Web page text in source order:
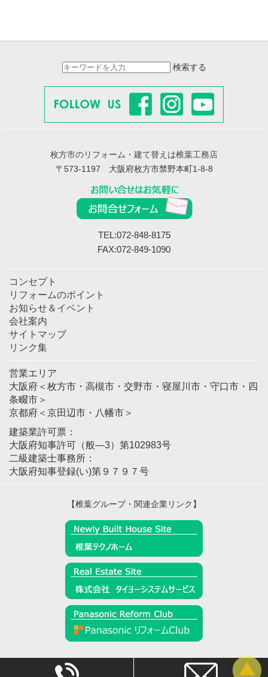
検索する
枚方市のリフォーム・建て替えは椎葉工務店
〒573-1197 大阪府枚方市禁野本町1-8-8
TEL:072-848-8175
FAX:072-849-1090
コンセプト
リフォームのポイント
お知らせ＆イベント
会社案内
サイトマップ
リンク集
営業エリア
大阪府＜枚方市・高槻市・交野市・寝屋川市・守口市・四
条畷市＞
京都府＜京田辺市・八幡市＞
建築業許可票：
大阪府知事許可（般―3）第102983号
二級建築士事務所：
大阪府知事登録(い)第９７９７号
【椎葉グループ・関連企業リンク】